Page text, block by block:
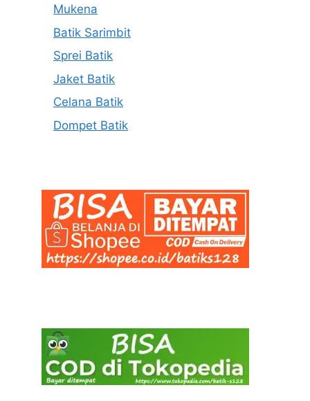
Mukena
Batik Sarimbit
Sprei Batik
Jaket Batik
Celana Batik
Dompet Batik